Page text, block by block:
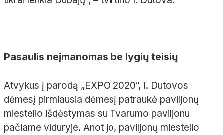
Pasaulis neįmanomas be lygių teisių
Atvykus į parodą „EXPO 2020“, I. Dutovos
dėmesį pirmiausia dėmesį patraukė paviljonų
miestelio išdėstymas su Tvarumo paviljonu
pačiame viduryje. Anot jo, paviljonų miestelio